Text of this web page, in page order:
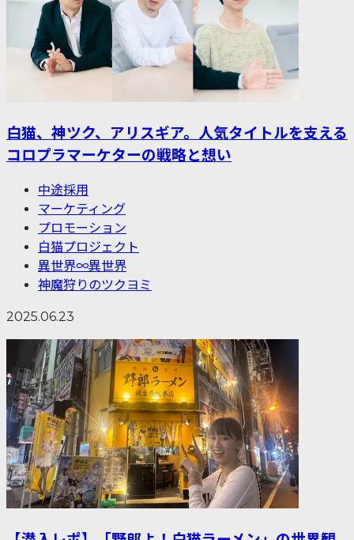
白猫、神ツク、アリスギア。人気タイトルを支える
コロプラマーケターの戦略と想い
中途採用
マーケティング
プロモーション
白猫プロジェクト
異世界∞異世界
神魔狩りのツクヨミ
2025.06.23